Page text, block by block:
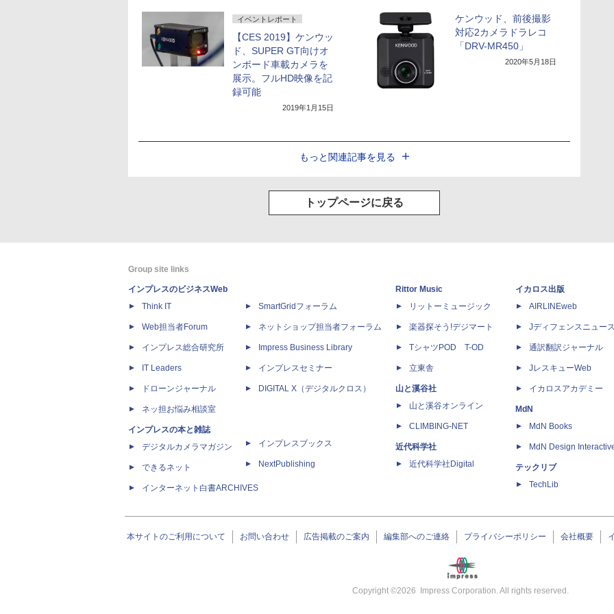
イベントレポート
【CES 2019】ケンウッ
ド、SUPER GT向けオ
ンボード車載カメラを
展示。フルHD映像を記
録可能
2019年1月15日
ケンウッド、前後撮影
対応2カメラドラレコ
「DRV-MR450」
2020年5月18日
もっと関連記事を見る
トップページに戻る
Group site links
インプレスのビジネスWeb
Think IT
Web担当者Forum
インプレス総合研究所
IT Leaders
ドローンジャーナル
ネッ担お悩み相談室
インプレスの本と雑誌
デジタルカメラマガジン
できるネット
インターネット白書ARCHIVES
SmartGridフォーラム
ネットショップ担当者フォーラム
Impress Business Library
インプレスセミナー
DIGITAL X（デジタルクロス）
インプレスブックス
NextPublishing
Rittor Music
リットーミュージック
楽器探そう!デジマート
TシャツPOD T-OD
立東舎
山と溪谷社
山と溪谷オンライン
CLIMBING-NET
近代科学社
近代科学社Digital
イカロス出版
AIRLINEweb
Jディフェンスニュース
通訳翻訳ジャーナル
JレスキューWeb
イカロスアカデミー
MdN
MdN Books
MdN Design
テックリブ
TechLib
本サイトのご利用について お問い合わせ 広告掲載のご案内 編集部へのご連絡 プライバシーポリシー 会社概要
Copyright ©2026 Impress Corporation. All rights reserved.